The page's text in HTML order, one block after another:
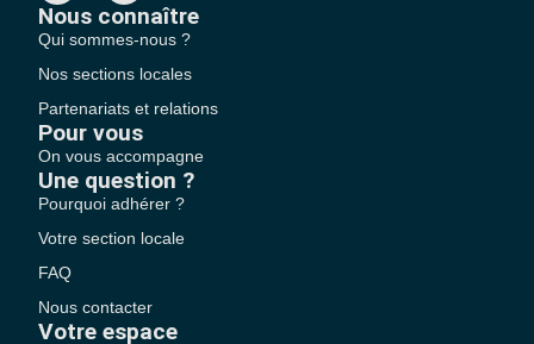
Nous connaître
Qui sommes-nous ?
Nos sections locales
Partenariats et relations
Pour vous
On vous accompagne
Une question ?
Pourquoi adhérer ?
Votre section locale
FAQ
Nous contacter
Votre espace